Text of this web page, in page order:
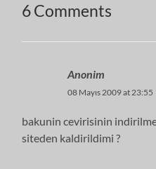
6 Comments
Anonim
08 Mayıs 2009 at 23:55
bakunin cevirisinin
siteden kaldirildimi ?